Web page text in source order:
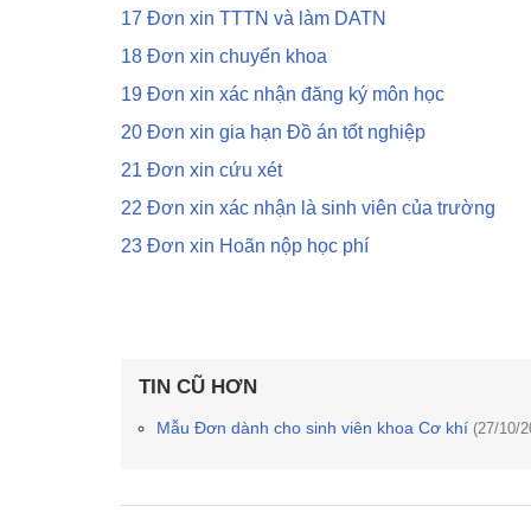
17 Đơn xin TTTN và làm DATN
18 Đơn xin chuyển khoa
19 Đơn xin xác nhận đăng ký môn học
20 Đơn xin gia hạn Đồ án tốt nghiệp
21 Đơn xin cứu xét
22 Đơn xin xác nhận là sinh viên của trường
23 Đơn xin Hoãn nộp học phí
TIN CŨ HƠN
Mẫu Đơn dành cho sinh viên khoa Cơ khí (27/10/